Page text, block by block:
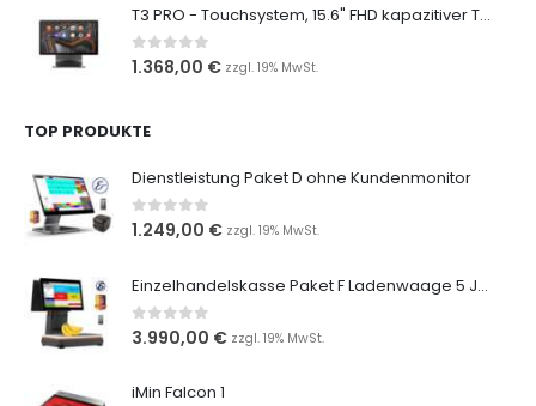
T3 PRO - Touchsystem, 15.6" FHD kapazitiver Touchscreen
0 out of 5
1.368,00 € zzgl. 19% MwSt.
TOP PRODUKTE
Dienstleistung Paket D ohne Kundenmonitor
0 out of 5
1.249,00 € zzgl. 19% MwSt.
Einzelhandelskasse Paket F Ladenwaage 5 Jahres Sorglos
0 out of 5
3.990,00 € zzgl. 19% MwSt.
iMin Falcon 1